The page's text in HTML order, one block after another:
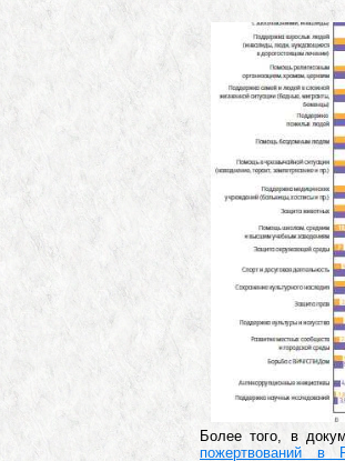
Более того, в
пожертвований в